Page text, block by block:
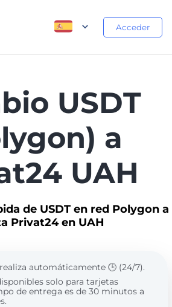
Acceder
USDT
a
UAH
de USDT en red Polygon a
Privat24 en UAH
automáticamente 🕒 (24/7).
solo para tarjetas
de entrega es de 30 minutos a